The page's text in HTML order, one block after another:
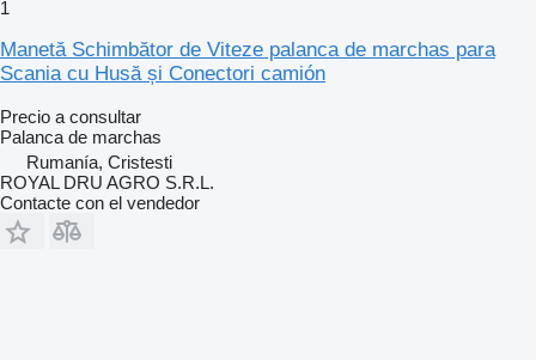
1
Manetă Schimbător de Viteze palanca de marchas para
Scania cu Husă și Conectori camión
Precio a consultar
Palanca de marchas
Rumanía, Cristesti
ROYAL DRU AGRO S.R.L.
Contacte con el vendedor